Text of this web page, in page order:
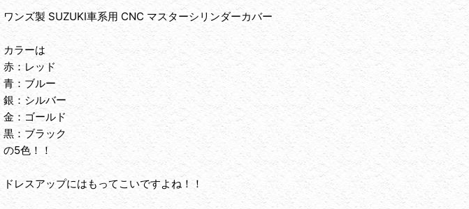
ワンズ製 SUZUKI車系用 CNC マスターシリンダーカバー
カラーは
赤：レッド
青：ブルー
銀：シルバー
金：ゴールド
黒：ブラック
の5色！！
ドレスアップにはもってこいですよね！！